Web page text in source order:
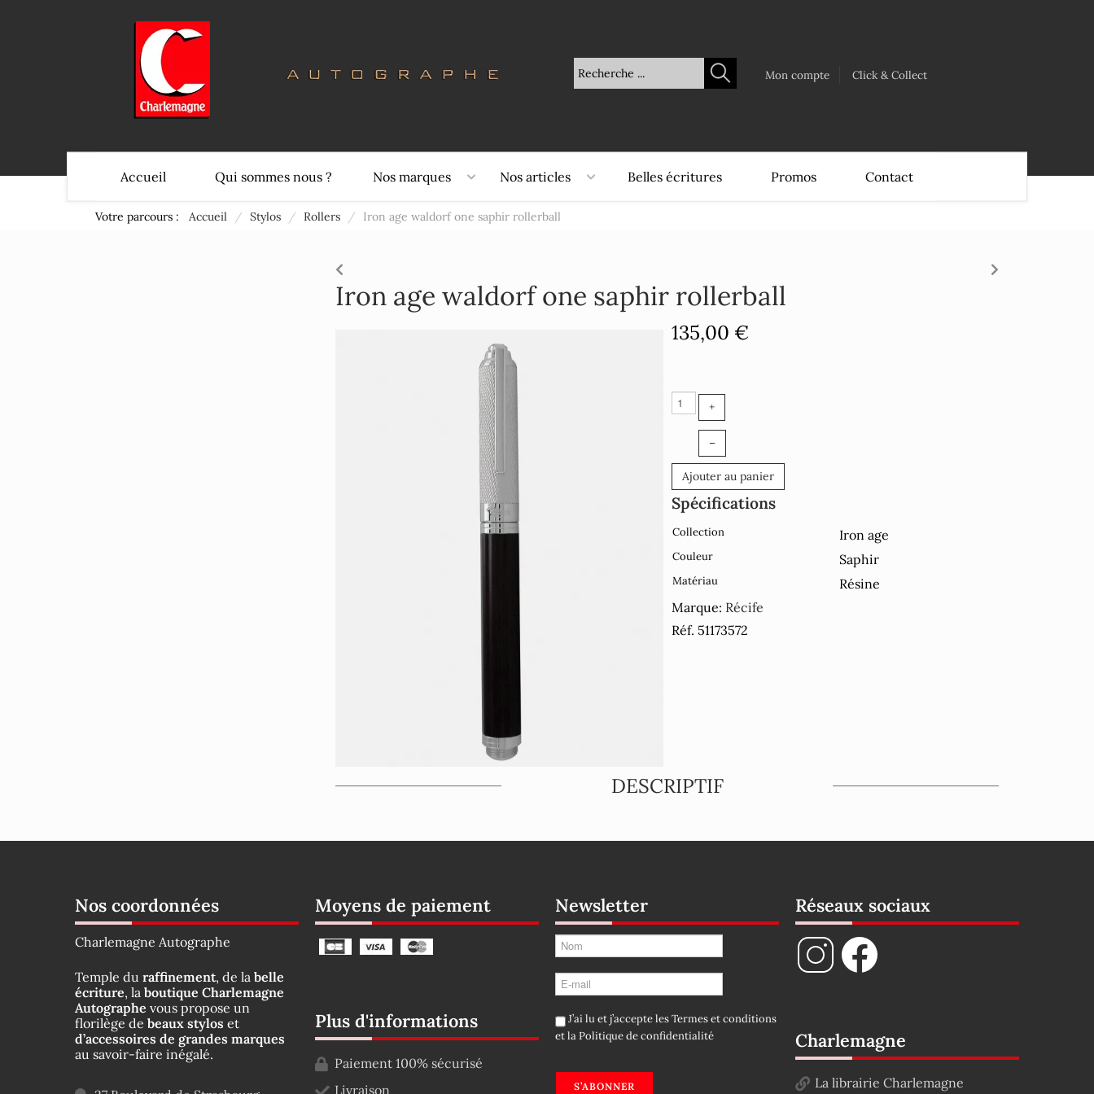
Mon compte Click & Collect
Accueil Qui sommes nous ? Nos marques Nos articles Belles écritures Promos Contact
Votre parcours : Accueil / Stylos / Rollers / Iron age waldorf one saphir rollerball
Iron age waldorf one saphir rollerball
135,00 €
+
–
Ajouter au panier
Spécifications
Collection Iron age
Couleur Saphir
Matériau
Résine
Marque: Récife
Réf. 51173572
DESCRIPTIF
Nos coordonnées
Charlemagne Autographe
Temple du raffinement, de la belle
écriture, la boutique Charlemagne
Autographe vous propose un
florilège de beaux stylos et
d’accessoires de grandes marques
au savoir-faire inégalé.
Moyens de paiement
Plus d'informations
Paiement 100% sécurisé
Livraison
Newsletter
J’ai lu et j’accepte lesTermes et conditions
et laPolitique de confidentialité
S’ABONNER
Réseaux sociaux
Charlemagne
La librairie Charlemagne